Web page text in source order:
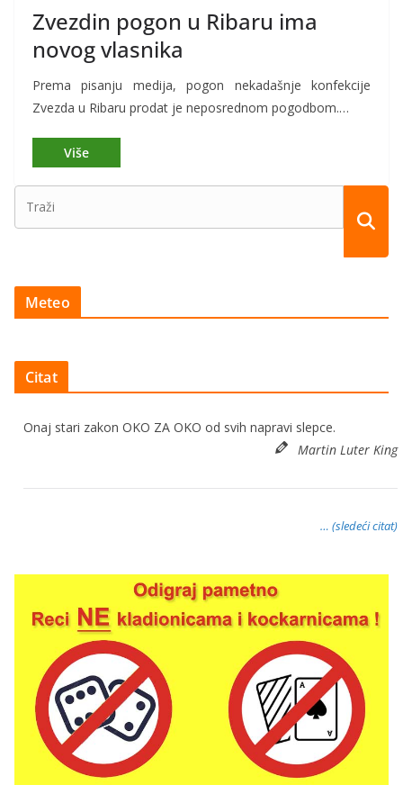
Zvezdin pogon u Ribaru ima
novog vlasnika
Prema pisanju medija, pogon nekadašnje konfekcije
Zvezda u Ribaru prodat je neposrednom pogodbom.…
Meteo
Citat
Onaj stari zakon OKO ZA OKO od svih napravi slepce.
Martin Luter King
… (sledeći citat)